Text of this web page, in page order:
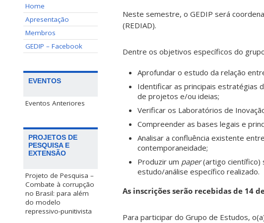
Home
Apresentação
Membros
GEDIP – Facebook
EVENTOS
Eventos Anteriores
PROJETOS DE
PESQUISA E
EXTENSÃO
Projeto de Pesquisa –
Combate à corrupção
no Brasil: para além
do modelo
repressivo-punitivista
Neste semestre, o GEDIP será
(REDIAD).
Dentre os objetivos específicos do
Aprofundar o estudo da relação
Identificar as principais estratégias
de projetos e/ou ideias;
Verificar os Laboratórios de
Compreender as bases legais e
Analisar a confluência existente
contemporaneidade;
Produzir um paper(artigo científico)
estudo/análise específico realizado.
As inscrições serão recebidas de 14
Para participar do Grupo de Estudos,